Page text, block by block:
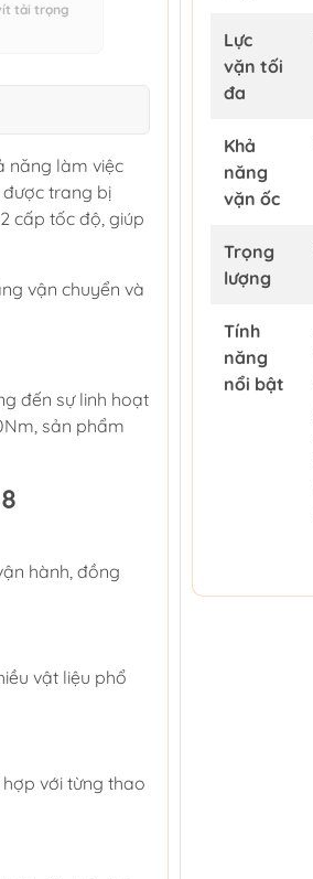
tải trọng
năng làm việc
được trang bị
cấp tốc độ, giúp
vận chuyển và
đến sự linh hoạt
sản phẩm
hành, đồng
vật liệu phổ
với từng thao
Lực
vặn tối
đa
Khả
năng
vặn ốc
Trọng
lượng
Tính
năng
nổi bật